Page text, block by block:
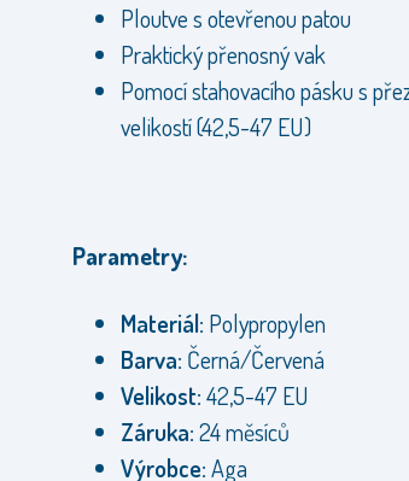
Ploutve s otevřenou patou
Praktický přenosný vak
Pomocí stahovacího pásku s
velikostí (42,5-47 EU)
Parametry:
Materiál: Polypropylen
Barva: Černá/Červená
Velikost:42,5-47 EU
Záruka:24 měsíců
Výrobce:Aga